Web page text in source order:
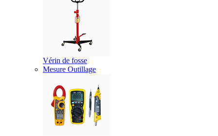
Vérin de fosse
Mesure Outillage